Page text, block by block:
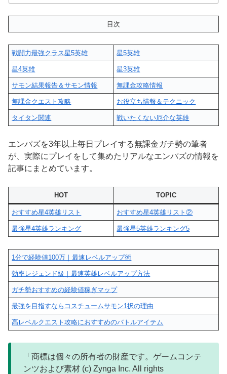
目次
戦闘力最強クラス星5英雄 星5英雄
星4英雄 星3英雄
サモン結果報告＆サモン情報 無課金攻略情報
無課金クエスト攻略 お役立ち情報＆テクニック
タイタン関連 戦いたくない厄介な英雄
エンパズを3年以上毎日プレイする無課金ガチ勢の筆者
が、実際にプレイをして集めたリアルなエンパズの情報を
記事にまとめています。
HOT TOPIC
おすすめ星4英雄リスト おすすめ星4英雄リスト②
最強星4英雄ランキング 最強星5英雄ランキング5
1分で経験値100万｜最速レベルアップ術
効率レジェンド級｜最速英雄レベルアップ方法
ガチ勢おすすめの経験値稼ぎマップ
最強を目指すならコスチュームサモン1択の理由
高レベルクエスト攻略におすすめのバトルアイテム
「商標は個々の所有者の財産です。ゲームコンテ
ンツおよび素材 (c) Zynga Inc. All rights